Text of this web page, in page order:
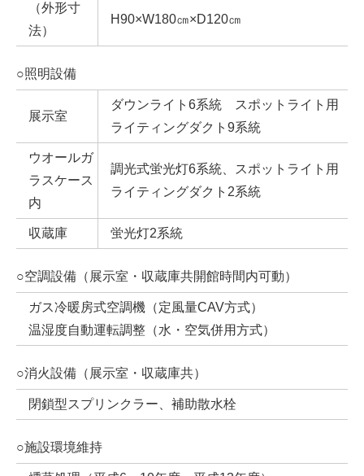
（外形寸
法）
H90×W180㎝×D120㎝
○照明設備
展示室
ダウンライト6系統 スポットライト用
ライティングダクト9系統
ウオールガ
ラスケース
内
調光式蛍光灯6系統、スポットライト用
ライティングダクト2系統
収蔵庫 蛍光灯2系統
○空調設備（展示室・収蔵庫共開館時間内可動）
ガス冷暖房式空調機（定風量CAV方式）
温湿度自動運転調整（水・空気併用方式）
○消火設備（展示室・収蔵庫共）
閉鎖型スプリンクラー、補助散水栓
○施設環境維持